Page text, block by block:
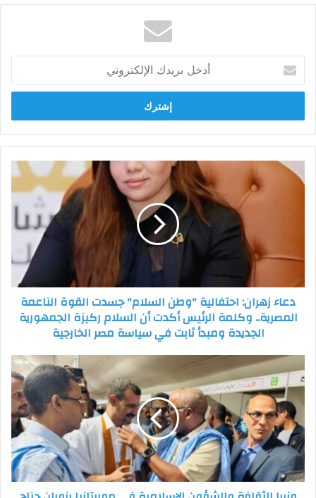
بريدك
الإلكتروني
دعاء
زهران:
القوة
المصرية..
وكلمة
الرئيس
السلام
ركيزة
الجمهورية
الجديدة
ومبدأ
ثابت
في
سياسة
مصر
الخارجية
دعاء زهران: احتفالية "وطن السلام" جسدت القوة الناعمة
المصرية.. وكلمة الرئيس أكدت أن السلام ركيزة الجمهورية
الجديدة ومبدأ ثابت في سياسة مصر الخارجية
الثقافة
والشؤون
الاسلامية
فى
موريتانيا
يزوران
جناح
مؤسسة
رسالة